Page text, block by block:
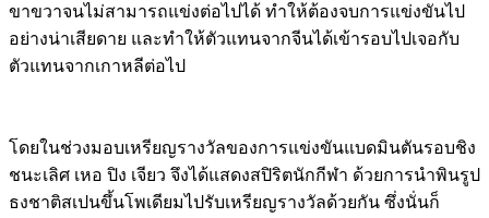
ขาขวาจนไม่สามารถแข่งต่อไปได้ ทำให้ต้องจบการแข่งขันไป
อย่างน่าเสียดาย และทำให้ตัวแทนจากจีนได้เข้ารอบไปเจอกับ
ตัวแทนจากเกาหลีต่อไป
โดยในช่วงมอบเหรียญรางวัลของการแข่งขันแบดมินตันรอบชิง
ชนะเลิศ เหอ ปิง เจียว จึงได้แสดงสปิริตนักกีฬา ด้วยการนำพินรูป
ธงชาติสเปนขึ้นโพเดียมไปรับเหรียญรางวัลด้วยกัน ซึ่งนั่นก็